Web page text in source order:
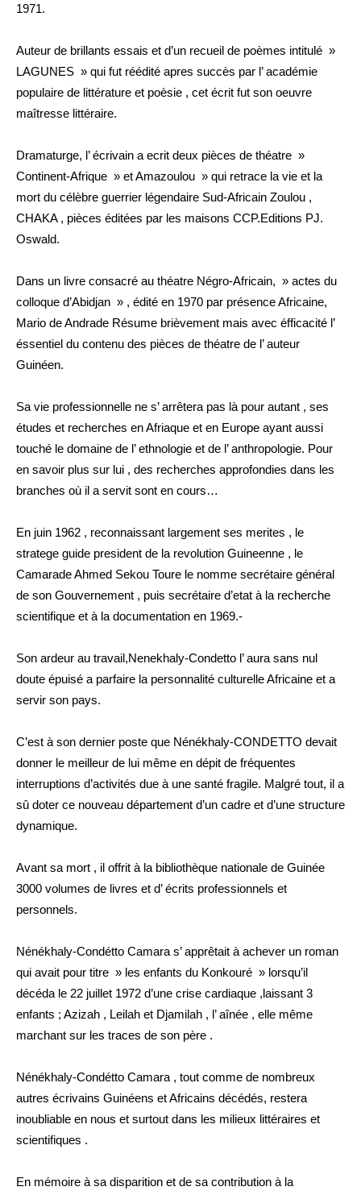
1971.
Auteur de brillants essais et d’un recueil de poèmes intitulé »
LAGUNES » qui fut réédité apres succès par l’ académie
populaire de littérature et poèsie , cet écrit fut son oeuvre
maîtresse littéraire.
Dramaturge, l’ écrivain a ecrit deux pièces de théatre »
Continent-Afrique » et Amazoulou » qui retrace la vie et la
mort du célèbre guerrier légendaire Sud-Africain Zoulou ,
CHAKA , pièces éditées par les maisons CCP.Editions PJ.
Oswald.
Dans un livre consacré au théatre Négro-Africain, » actes du
colloque d’Abidjan » , édité en 1970 par présence Africaine,
Mario de Andrade Résume brièvement mais avec éfficacité l’
éssentiel du contenu des pièces de théatre de l’ auteur
Guinéen.
Sa vie professionnelle ne s’ arrêtera pas là pour autant , ses
études et recherches en Afriaque et en Europe ayant aussi
touché le domaine de l’ ethnologie et de l’ anthropologie. Pour
en savoir plus sur lui , des recherches approfondies dans les
branches où il a servit sont en cours…
En juin 1962 , reconnaissant largement ses merites , le
stratege guide president de la revolution Guineenne , le
Camarade Ahmed Sekou Toure le nomme secrétaire général
de son Gouvernement , puis secrétaire d’etat à la recherche
scientifique et à la documentation en 1969.-
Son ardeur au travail,Nenekhaly-Condetto l’ aura sans nul
doute épuisé a parfaire la personnalité culturelle Africaine et a
servir son pays.
C’est à son dernier poste que Nénékhaly-CONDETTO devait
donner le meilleur de lui même en dépit de fréquentes
interruptions d’activités due à une santé fragile. Malgré tout, il a
sû doter ce nouveau département d’un cadre et d’une structure
dynamique.
Avant sa mort , il offrit à la bibliothèque nationale de Guinée
3000 volumes de livres et d’ écrits professionnels et
personnels.
Nénékhaly-Condétto Camara s’ apprêtait à achever un roman
qui avait pour titre » les enfants du Konkouré » lorsqu’il
décéda le 22 juillet 1972 d’une crise cardiaque ,laissant 3
enfants ; Azizah , Leilah et Djamilah , l’ aînée , elle même
marchant sur les traces de son père .
Nénékhaly-Condétto Camara , tout comme de nombreux
autres écrivains Guinéens et Africains décédés, restera
inoubliable en nous et surtout dans les milieux littéraires et
scientifiques .
En mémoire à sa disparition et de sa contribution à la